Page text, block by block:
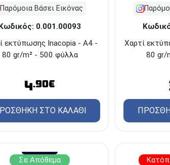
Παρόμοια Βάσει Εικόνας
0.001.00093
εκτύπωσης Inacopia - Α4 -
80 gr/m² - 500 φύλλα
4.90€
ΣΤΟ ΚΑΛΑΘΙ
Χαρτί
80 gr/
Σε Απόθεμα